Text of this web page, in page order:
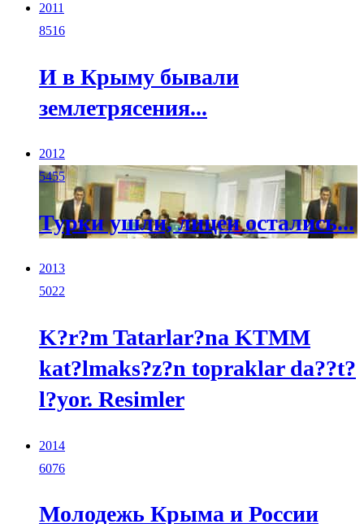
2011
8516
И в Крыму бывали
землетрясения...
2012
5455
Турки ушли, лицеи остались...
2013
5022
K?r?m Tatarlar?na KTMM
kat?lmaks?z?n topraklar da??t?
l?yor. Resimler
2014
6076
Молодежь Крыма и России